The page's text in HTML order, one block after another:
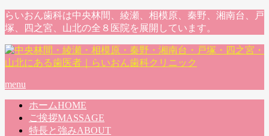
らいおん歯科は中央林間、綾瀬、相模原、秦野、湘南台、戸
塚、四之宮、山北の全８医院を展開しています。
menu
ホームHOME
ご挨拶MASSAGE
特長と強みABOUT